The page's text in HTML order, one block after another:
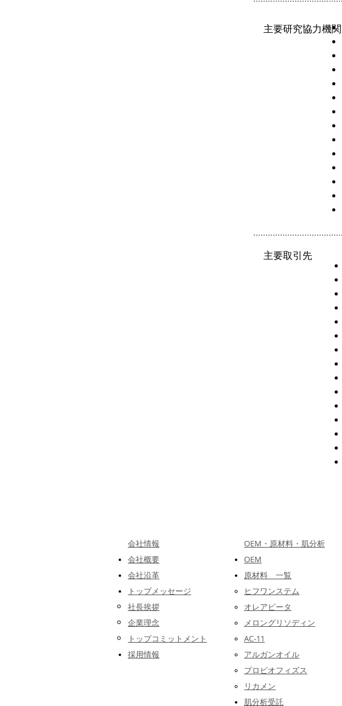
主要研究協力機関
主要取引先
会社情報
会社概要
会社沿革
トップメッセージ
社長挨拶
企業理念
トップコミットメント
採用情報
OEM・原材料・肌分析
OEM
原材料 一覧
ヒフワンステム
オレアビータ
メロングリソディン
AC-11
アルガンオイル
プロピオフィズス
リカメン
肌分析受託